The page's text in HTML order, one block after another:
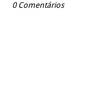
0 Comentários